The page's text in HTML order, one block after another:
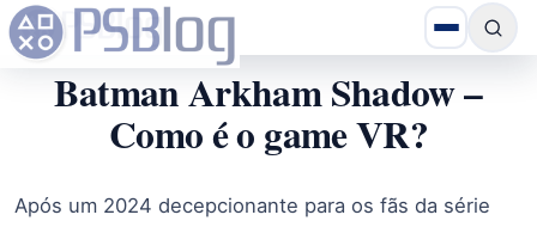
Batman Arkham Shadow –
Como é o game VR?
Após um 2024 decepcionante para os fãs da série